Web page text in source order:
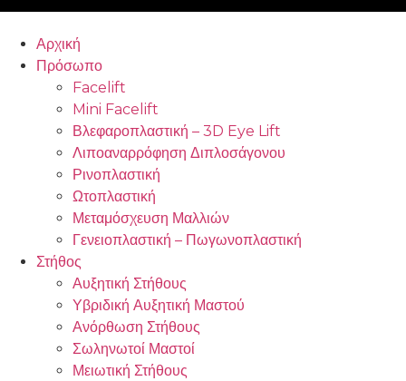
Αρχική
Πρόσωπο
Facelift
Mini Facelift
Βλεφαροπλαστική – 3D Eye Lift
Λιποαναρρόφηση Διπλοσάγονου
Ρινοπλαστική
Ωτοπλαστική
Μεταμόσχευση Μαλλιών
Γενειοπλαστική – Πωγωνοπλαστική
Στήθος
Αυξητική Στήθους
Υβριδική Αυξητική Μαστού
Ανόρθωση Στήθους
Σωληνωτοί Μαστοί
Μειωτική Στήθους